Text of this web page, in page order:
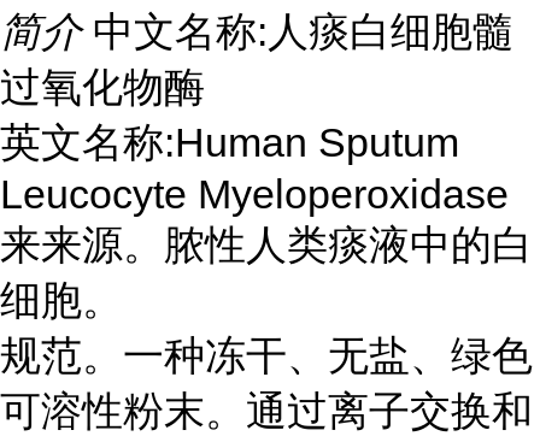
简介 中文名称:人痰白细胞髓
过氧化物酶
英文名称:Human Sputum
Leucocyte Myeloperoxidase
来来源。脓性人类痰液中的白
细胞。
规范。一种冻干、无盐、绿色
可溶性粉末。通过离子交换和